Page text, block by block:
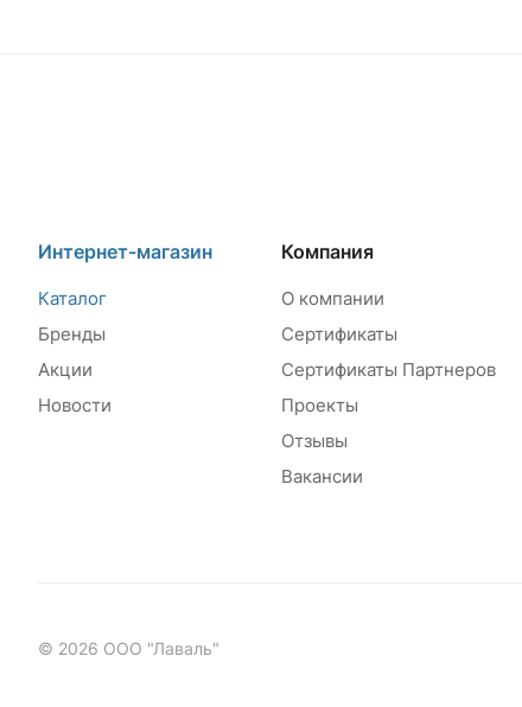
Интернет-магазин
Каталог
Бренды
Акции
Новости
Компания
О компании
Сертификаты
Сертификаты Партнеров
Проекты
Отзывы
Вакансии
© 2026 ООО "Лаваль"